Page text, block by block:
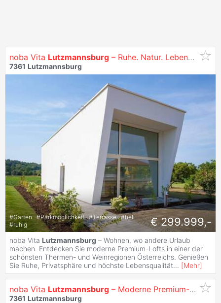
noba Vita Lutzmannsburg – Ruhe. Natur. Lebensqualität.
7361 Lutzmannsburg
#Garten #Parkmöglichkeit #Terrasse #hell
#ruhig € 299.999,-
noba Vita Lutzmannsburg – Wohnen, wo andere Urlaub
machen. Entdecken Sie moderne Premium-Lofts in einer der
schönsten Thermen- und Weinregionen Österreichs. Genießen
Sie Ruhe, Privatsphäre und höchste Lebensqualität... [Mehr]
noba Vita Lutzmannsburg – Moderne Premium-Lofts mit Eigengarten
7361 Lutzmannsburg